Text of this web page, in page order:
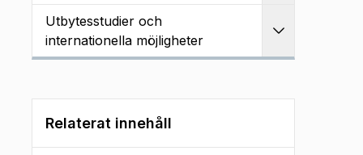
Utbytesstudier och
internationella möjligheter
Relaterat innehåll